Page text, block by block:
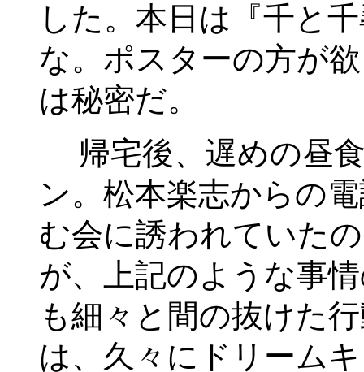
した。本日は『千と
な。ポスターの方が
は秘密だ。
帰宅後、遅めの昼
ン。松本楽志からの
む会に誘われていた
が、上記のような事
も細々と間の抜けた
は、久々にドリーム